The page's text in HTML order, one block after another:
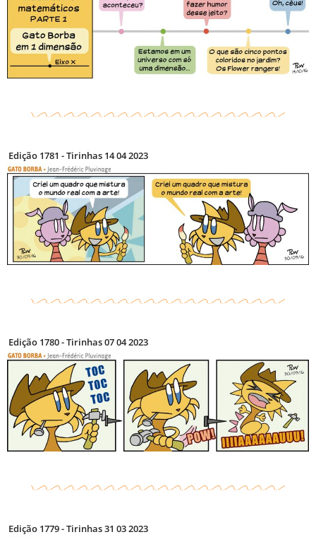
Edição 1781 - Tirinhas 14 04 2023
Edição 1780 - Tirinhas 07 04 2023
Edição 1779 - Tirinhas 31 03 2023